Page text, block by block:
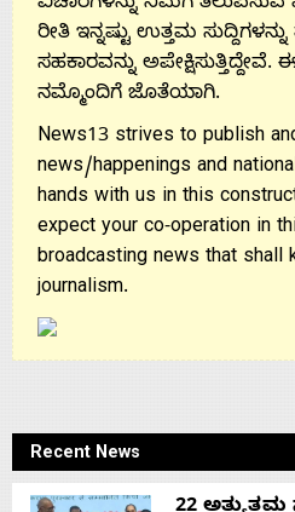
ರೀತಿ ಇನ್ನಷ್ಟು ಉತ್ತಮ
ಸಹಕಾರವನ್ನು
ನಮ್ಮೊಂದಿಗೆ ಜೊತೆಯಾಗಿ.
News13 strives to publish
news/happenings and
hands with us in this
expect your co-operation in
broadcasting news that shall
journalism.
Recent News